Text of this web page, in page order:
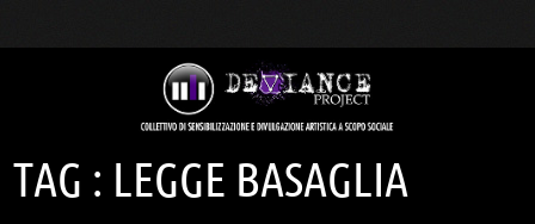
TAG : LEGGE BASAGLIA